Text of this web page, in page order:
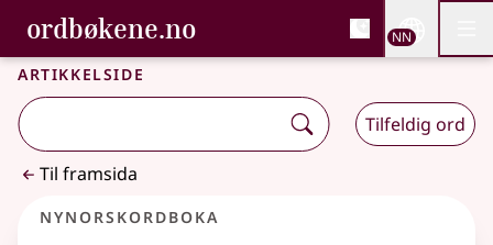
Gå til hovudinnhald
Tilgjenge
ordbøkene.no, Bokmålsordboka og
Bokmålsordboka og Nynorskordboka
NN
Artikkelside
Tilfeldig ord
Til framsida
Nynorskordboka